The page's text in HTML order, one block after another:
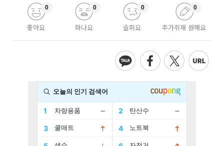
좋아요
0
화나요
0
슬퍼요
0
추가취재 원해요
0